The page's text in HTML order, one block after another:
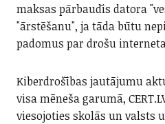
maksas pārbaudīs datora
"ārstēšanu", ja tāda būtu
padomus par drošu
Kiberdrošības jautājumu
visa mēneša garumā,
viesojoties skolās un valsts